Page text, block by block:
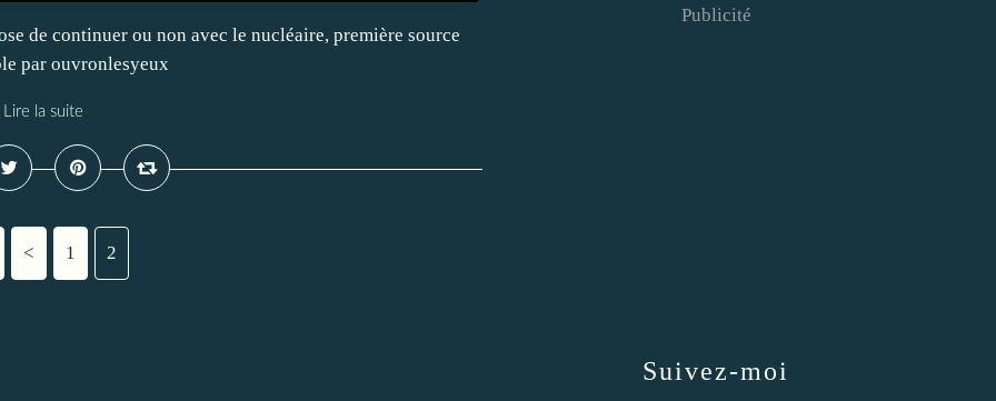
de continuer ou non avec le nucléaire, première source
par ouvronlesyeux
Lire la suite
< 1 2
Suivez-moi
Publicité